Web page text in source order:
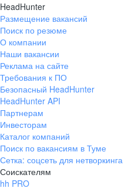
HeadHunter
Размещение вакансий
Поиск по резюме
О компании
Наши вакансии
Реклама на сайте
Требования к ПО
Безопасный HeadHunter
HeadHunter API
Партнерам
Инвесторам
Каталог компаний
Поиск по вакансиям в Туме
Сетка: соцсеть для нетворкинга
Соискателям
hh PRO